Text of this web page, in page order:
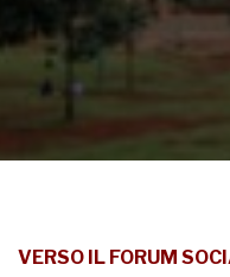
VERSO IL FORUM